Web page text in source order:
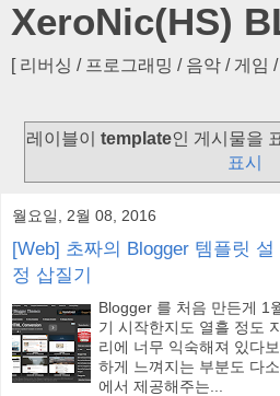
XeroNic(HS)
[ 리버싱 / 프로그래밍 / 음악 / 게임 /
레이블이template인 게시물을
표시
월요일, 2월 08, 2016
[Web] 초짜의 Blogger 템플릿 설
정 삽질기
Blogger 를 처음 만든게 1
기 시작한지도 열흘 정도
리에 너무 익숙해져 있다
하게 느껴지는 부분도 다
에서 제공해주는...